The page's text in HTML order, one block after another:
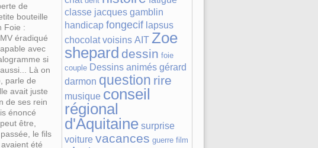
de
bouteille
Foie :
éradiqué
avec
si
Là on
parle de
avait juste
de ses rein
énoncé
être,
le fils
été
classe jacques gamblin
handicap fongecif lapsus
chocolat voisins AIT Zoe
shepard dessin foie
couple Dessins animés gérard
darmon question rire
musique conseil
régional
d'Aquitaine surprise
voiture vacances guerre film